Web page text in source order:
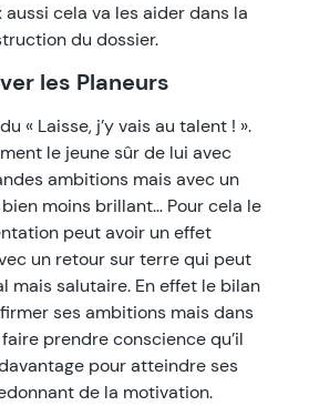
aussi cela va les aider dans la
du dossier.
les Planeurs
« Laisse, j’y vais au talent ! ».
le jeune sûr de lui avec
ambitions mais avec un
moins brillant… Pour cela le
peut avoir un effet
un retour sur terre qui peut
mais salutaire. En effet le bilan
ses ambitions mais dans
prendre conscience qu’il
pour atteindre ses
de la motivation.